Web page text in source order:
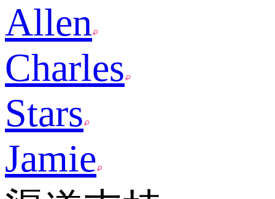
Allen
Charles
Stars
Jamie